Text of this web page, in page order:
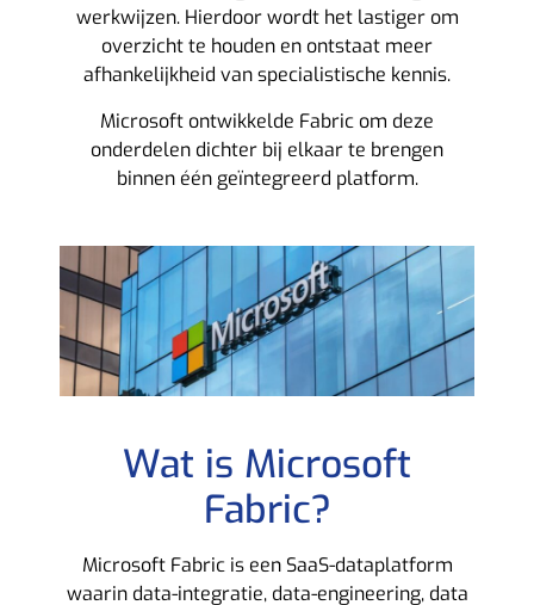
werkwijzen. Hierdoor wordt het lastiger om
overzicht te houden en ontstaat meer
afhankelijkheid van specialistische kennis.
Microsoft ontwikkelde Fabric om deze
onderdelen dichter bij elkaar te brengen
binnen één geïntegreerd platform.
Wat is Microsoft
Fabric?
Microsoft Fabric is een SaaS-dataplatform
waarin data-integratie, data-engineering, data